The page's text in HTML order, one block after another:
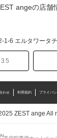
angeの店舗
1-6 エルタワータ
わせ 利用規約 プライバ
ZEST ange All